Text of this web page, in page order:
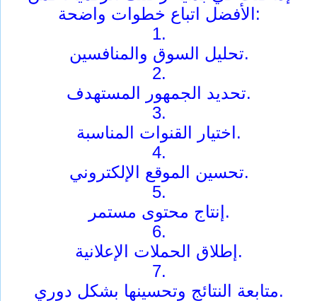
الأفضل اتباع خطوات واضحة:
1.
تحليل السوق والمنافسين.
2.
تحديد الجمهور المستهدف.
3.
اختيار القنوات المناسبة.
4.
تحسين الموقع الإلكتروني.
5.
إنتاج محتوى مستمر.
6.
إطلاق الحملات الإعلانية.
7.
متابعة النتائج وتحسينها بشكل دوري.